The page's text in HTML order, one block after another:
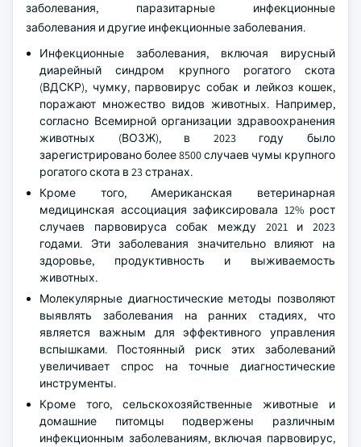
заболевания, паразитарные инфекционные
заболевания и другие инфекционные заболевания.
Инфекционные заболевания, включая вирусный
диарейный синдром крупного рогатого скота
(ВДСКР), чумку, парвовирус собак и лейкоз кошек,
поражают множество видов животных. Например,
согласно Всемирной организации здравоохранения
животных (ВОЗЖ), в 2023 году было
зарегистрировано более 8500 случаев чумы крупного
рогатого скота в 23 странах.
Кроме того, Американская ветеринарная
медицинская ассоциация зафиксировала 12% рост
случаев парвовируса собак между 2021 и 2023
годами. Эти заболевания значительно влияют на
здоровье, продуктивность и выживаемость
животных.
Молекулярные диагностические методы позволяют
выявлять заболевания на ранних стадиях, что
является важным для эффективного управления
вспышками. Постоянный риск этих заболеваний
увеличивает спрос на точные диагностические
инструменты.
Кроме того, сельскохозяйственные животные и
домашние питомцы подвержены различным
инфекционным заболеваниям, включая парвовирус,